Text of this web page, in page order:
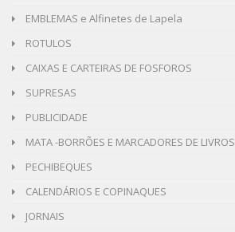
EMBLEMAS e Alfinetes de Lapela
ROTULOS
CAIXAS E CARTEIRAS DE FOSFOROS
SUPRESAS
PUBLICIDADE
MATA -BORRÕES E MARCADORES DE LIVROS
PECHIBEQUES
CALENDÁRIOS E COPINAQUES
JORNAIS